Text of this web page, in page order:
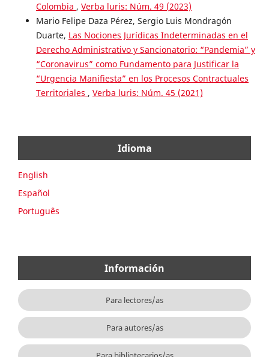
Colombia , Verba luris: Núm. 49 (2023)
Mario Felipe Daza Pérez, Sergio Luis Mondragón
Duarte, Las Nociones Jurídicas Indeterminadas en el
Derecho Administrativo y Sancionatorio: “Pandemia” y
“Coronavirus” como Fundamento para Justificar la
“Urgencia Manifiesta” en los Procesos Contractuales
Territoriales , Verba luris: Núm. 45 (2021)
Idioma
English
Español
Português
Información
Para lectores/as
Para autores/as